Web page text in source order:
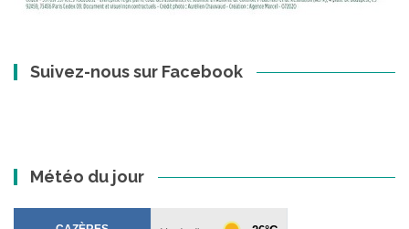
Suivez-nous sur Facebook
Météo du jour